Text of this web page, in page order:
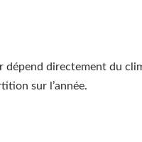
dépend directement du
sur l’année.